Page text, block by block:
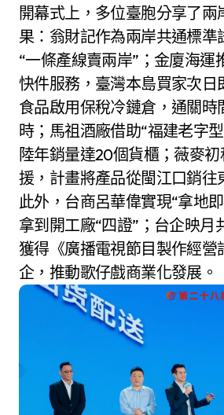
開幕式上，多位臺胞分享了兩
果：翁財記作為兩岸共通標準
“一條產線賣兩岸”；金廈海運
快件服務，臺灣本島買家次日
食品啟用保稅冷鏈倉，通關
時；馬祖酒廠借助“福建老字
陸年銷量達20個貨櫃；薇麥
援，計畫將產品從閩江口銷往
此外，台商呂華偉實現“拿地
拿到開工廠“四證”；台企映月
獲得《廣播電視節目製作經營
企，推動歌仔戲商業化發展。